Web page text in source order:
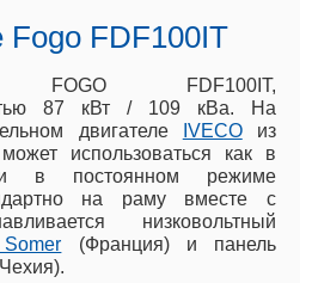
FDF100IT
FOGO FDF100IT,
87 кВт / 109 кВа. На
двигателе
IVECOиз
использоваться как в
в постоянном режиме
на раму вместе с
низковольтный
(Франция) и панель